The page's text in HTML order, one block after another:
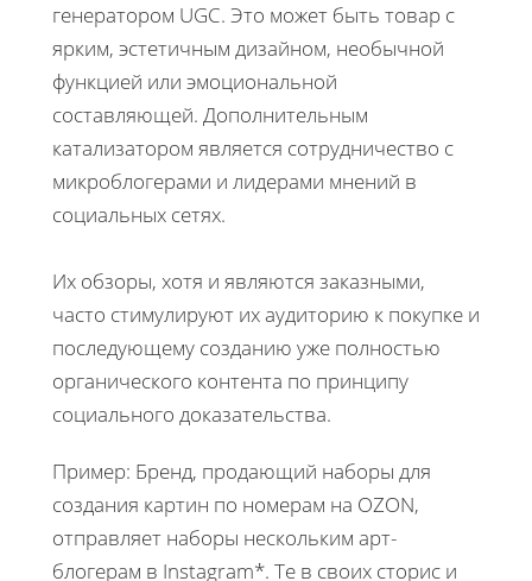
генератором UGC. Это может быть товар с
ярким, эстетичным дизайном, необычной
функцией или эмоциональной
составляющей. Дополнительным
катализатором является сотрудничество с
микроблогерами и лидерами мнений в
социальных сетях.
Их обзоры, хотя и являются заказными,
часто стимулируют их аудиторию к покупке и
последующему созданию уже полностью
органического контента по принципу
социального доказательства.
Пример: Бренд, продающий наборы для
создания картин по номерам на OZON,
отправляет наборы нескольким арт-
блогерам в Instagram*. Те в своих сторис и